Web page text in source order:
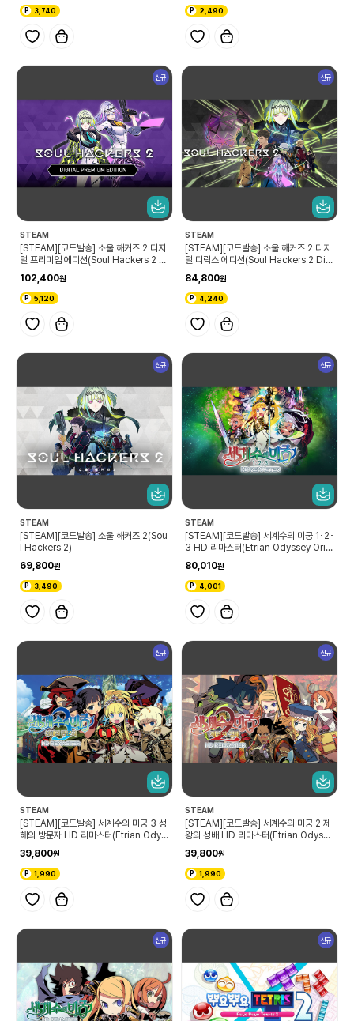
3,740 2,490
신규
STEAM
[STEAM][코드발송] 소울 해커즈 2 디지
털 프리미엄 에디션(Soul Hackers 2 Di
gital Premium Edition)
102,400
5,120
신규
STEAM
[STEAM][코드발송] 소울 해커즈 2 디지
털 디럭스 에디션(Soul Hackers 2 Digi
tal Deluxe Edition)
84,800
4,240
신규
STEAM
[STEAM][코드발송] 소울 해커즈 2(Sou
l Hackers 2)
69,800
3,490
신규
STEAM
[STEAM][코드발송] 세계수의 미궁 1･2･
3 HD 리마스터(Etrian Odyssey Origi
ns Collection)
80,010
4,001
신규
STEAM
[STEAM][코드발송] 세계수의 미궁 3 성
해의 방문자 HD 리마스터(Etrian Odys
sey III HD)
39,800
1,990
신규
STEAM
[STEAM][코드발송] 세계수의 미궁 2 제
왕의 성배 HD 리마스터(Etrian Odysse
y II HD)
39,800
1,990
신규 신규